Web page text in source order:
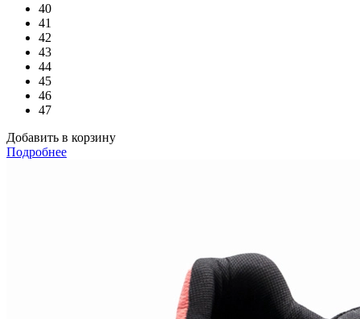
40
41
42
43
44
45
46
47
Добавить в корзину
Подробнее